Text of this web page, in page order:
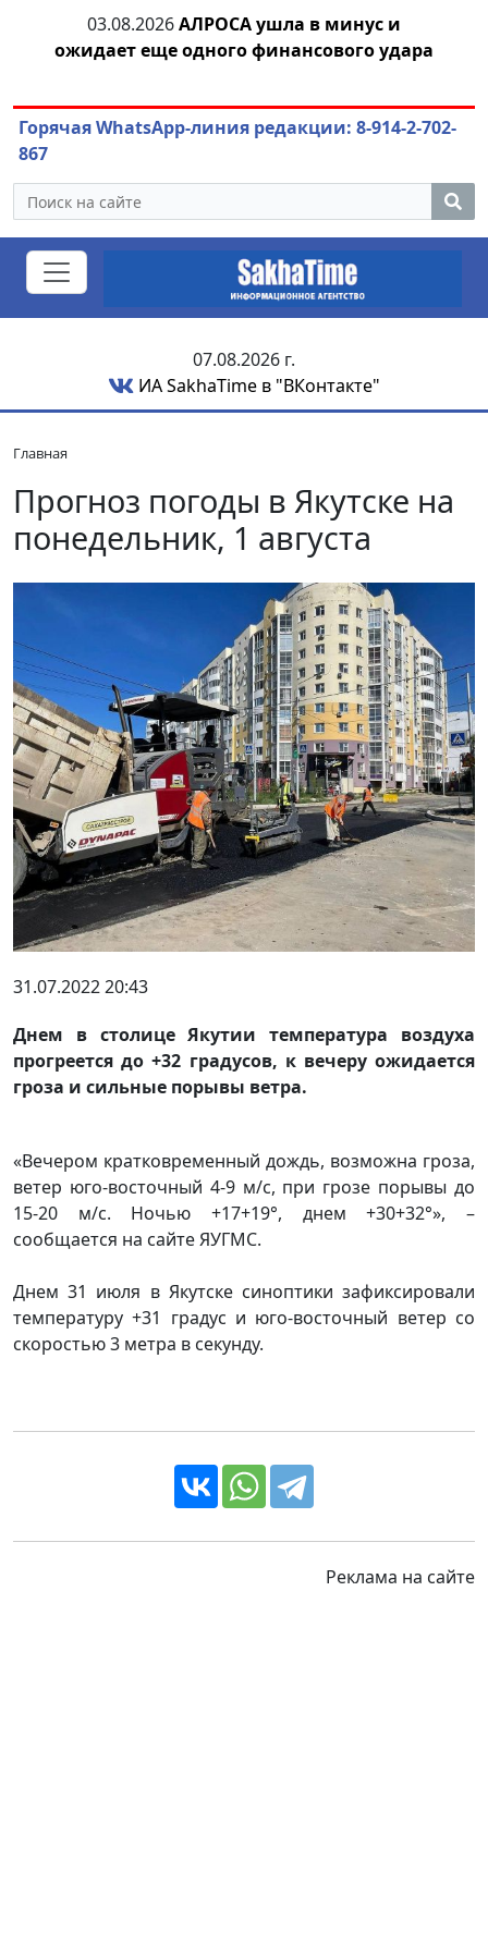
03.08.2026АЛРОСА ушла в минус и
ожидает еще одного финансового удара
Горячая WhatsApp-линия редакции: 8-914-2-702-
867
07.08.2026 г.
ИА SakhaTime в "ВКонтакте"
Главная
Прогноз погоды в Якутске на
понедельник, 1 августа
31.07.2022 20:43
Днем в столице Якутии температура воздуха
прогреется до +32 градусов, к вечеру ожидается
гроза и сильные порывы ветра.
«Вечером кратковременный дождь, возможна гроза,
ветер юго-восточный 4-9 м/с, при грозе порывы до
15-20 м/с. Ночью +17+19°, днем +30+32°», –
сообщается на сайте ЯУГМС.
Днем 31 июля в Якутске синоптики зафиксировали
температуру +31 градус и юго-восточный ветер со
скоростью 3 метра в секунду.
Реклама на сайте